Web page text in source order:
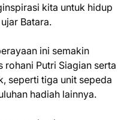
kita untuk hidup
Batara.
ini semakin
rohani Putri Siagian serta
seperti tiga unit sepeda
hadiah lainnya.